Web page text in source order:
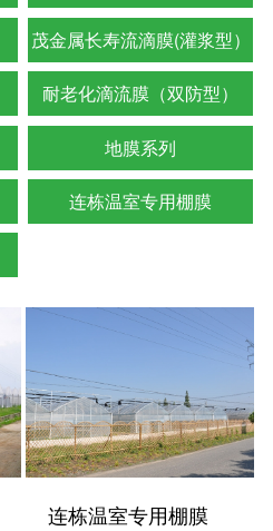
茂金属长寿流滴膜(灌浆型）
耐老化滴流膜（双防型）
地膜系列
连栋温室专用棚膜
连栋温室专用棚膜